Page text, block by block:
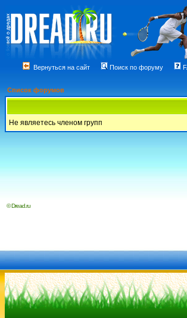
Вернуться на сайт Поиск по форуму
Список форумов
Не являетесь членом групп
© Dread.ru